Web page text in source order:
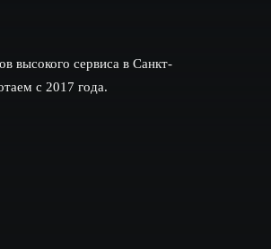
высокого сервиса в Санкт-
с 2017 года.